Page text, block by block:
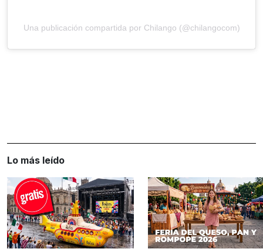
Una publicación compartida por Chilango (@chilangocom)
Lo más leído